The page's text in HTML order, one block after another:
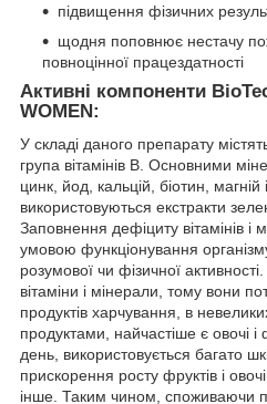
підвищення фізичних
щодня поповнює нестачу
повноцінної працездатності
Активні компоненти
WOMEN:
У складі даного препарату
група вітамінів В. Основними
цинк, йод, кальцій, біотин, магній
використовуються екстракти
Заповнення дефіциту вітамінів і
умовою функціонування
розумової чи фізичної
вітаміни і мінерали, тому вони
продуктів харчування, в
продуктами, найчастіше є овочі
день, використовується багато
прискорення росту фруктів і
інше. Таким чином, споживаючи